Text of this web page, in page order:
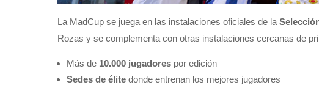
La MadCup se juega en las instalaciones oficiales de la
Rozas y se complementa con otras instalaciones cercanas de
Más de 10.000 jugadores por edición
Sedes de élite donde entrenan los mejores jugadores